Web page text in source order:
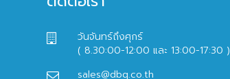
วันจันทร์ถึงศุกร์
( 8.30:00-12:00 และ 13:00-17:30 )
sales@dbq.co.th